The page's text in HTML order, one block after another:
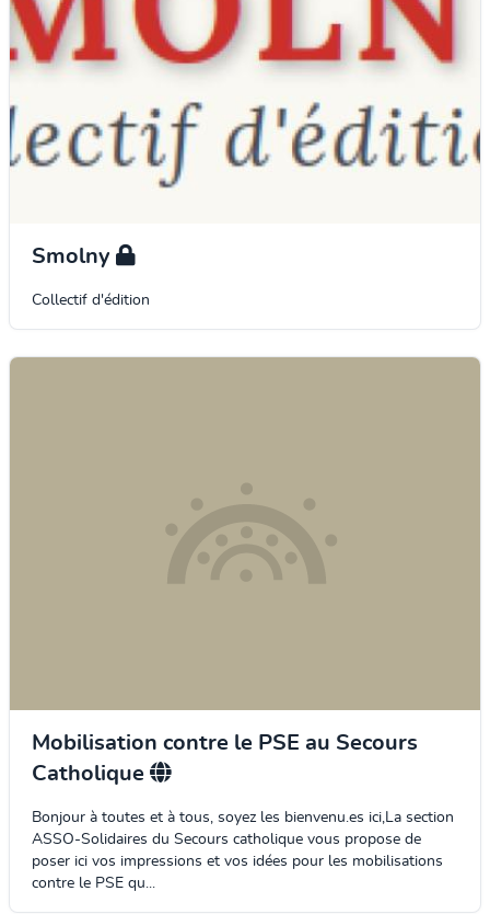
Smolny
Collectif d'édition
Mobilisation contre le PSE au Secours
Catholique
Bonjour à toutes et à tous, soyez les bienvenu.es ici,La section
ASSO-Solidaires du Secours catholique vous propose de
poser ici vos impressions et vos idées pour les mobilisations
contre le PSE qu...